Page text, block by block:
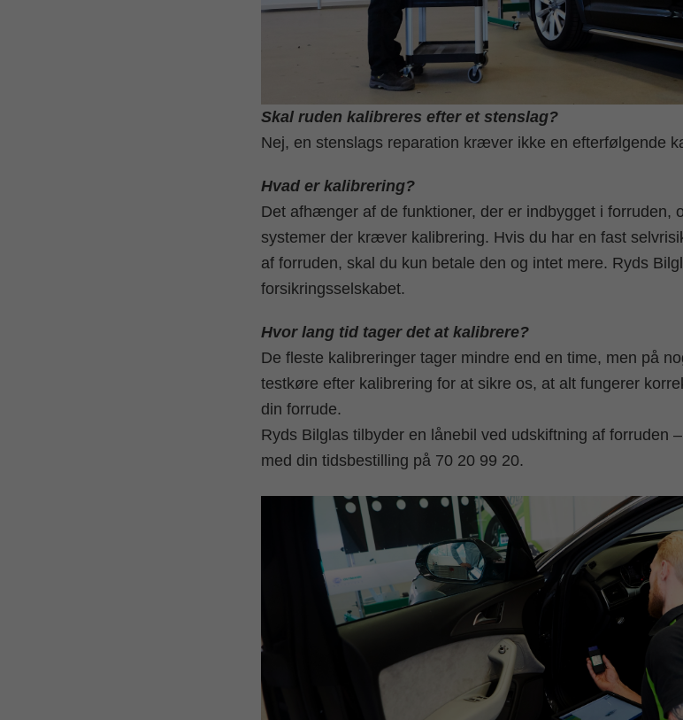
Skal ruden kalibreres efter et stenslag?
Nej, en stenslags reparation kræver ikke en efterfølgende
Hvad er kalibrering?
Det afhænger af de funktioner, der er indbygget i forruden,
systemer der kræver kalibrering. Hvis du har en fast
af forruden, skal du kun betale den og intet mere. Ryds
forsikringsselskabet.
Hvor lang tid tager det at kalibrere?
De fleste kalibreringer tager mindre end en time, men på
testkøre efter kalibrering for at sikre os, at alt fungerer
din forrude.
Ryds Bilglas tilbyder en lånebil ved udskiftning af forruden
med din tidsbestilling på 70 20 99 20.